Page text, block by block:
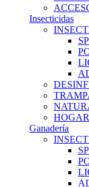
Insecticidas
HOGAR
Ganadería